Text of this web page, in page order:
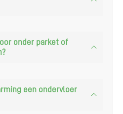
onder parket of
een ondervloer